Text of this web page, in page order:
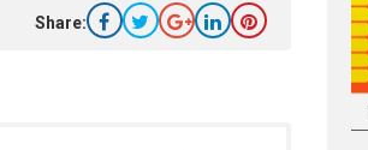
Share: